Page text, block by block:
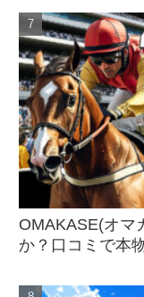
OMAKASE(オマ
か？口コミで本